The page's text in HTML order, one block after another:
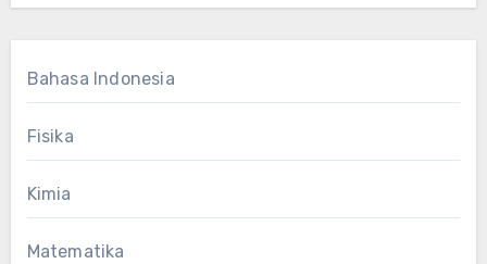
Bahasa Indonesia
Fisika
Kimia
Matematika